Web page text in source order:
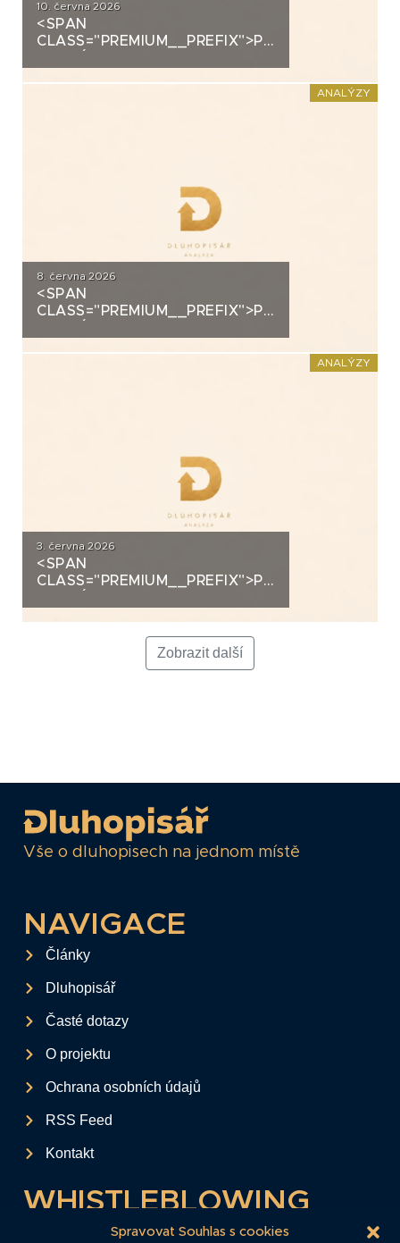
Spravovat Souhlas s cookies
10. června 2026
<SPAN
CLASS="PREMIUM__PREFIX">PREMIUM</
ANALÝZY
8. června 2026
<SPAN
CLASS="PREMIUM__PREFIX">PREMIUM</
ANALÝZY
3. června 2026
<SPAN
CLASS="PREMIUM__PREFIX">PREMIUM</
Zobrazit další
Vše o dluhopisech na jednom místě
NAVIGACE
Články
Dluhopisář
Časté dotazy
O projektu
Ochrana osobních údajů
RSS Feed
Kontakt
WHISTLEBLOWING
Tento formulář slouží k anonymnímu zaslání